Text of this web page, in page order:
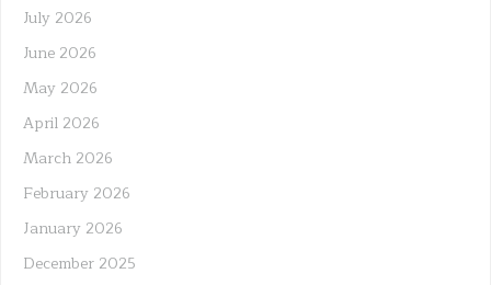
July 2026
June 2026
May 2026
April 2026
March 2026
February 2026
January 2026
December 2025